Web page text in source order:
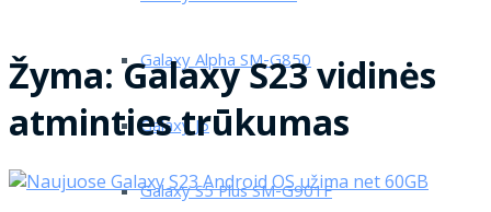
Galaxy Alpha SM-G850
Galaxy J5
Galaxy S5 Plus SM-G901F
Žyma:Galaxy S23 vidinės
atminties trūkumas